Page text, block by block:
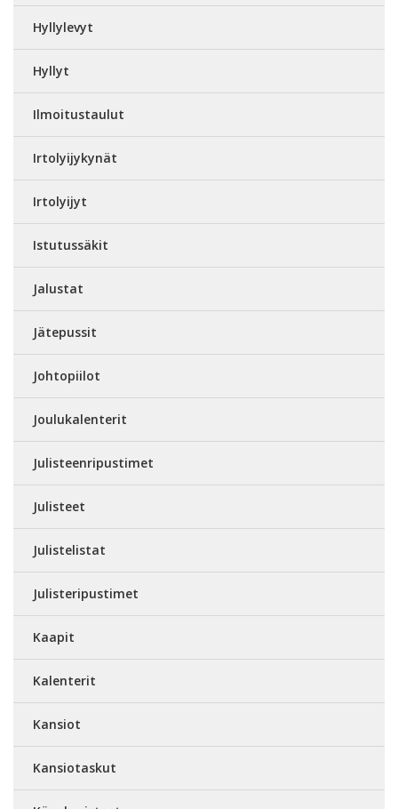
Hyllylevyt
Hyllyt
Ilmoitustaulut
Irtolyijykynät
Irtolyijyt
Istutussäkit
Jalustat
Jätepussit
Johtopiilot
Joulukalenterit
Julisteenripustimet
Julisteet
Julistelistat
Julisteripustimet
Kaapit
Kalenterit
Kansiot
Kansiotaskut